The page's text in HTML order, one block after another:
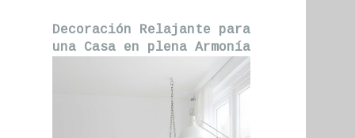
Decoración Relajante para
una Casa en plena Armonía